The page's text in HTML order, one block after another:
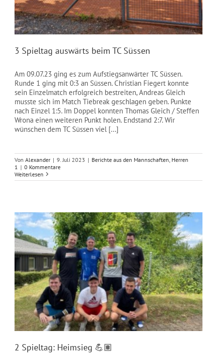
3 Spieltag auswärts beim TC Süssen
Am 09.07.23 ging es zum Aufstiegsanwärter TC Süssen.
Runde 1 ging mit 0:3 an Süssen. Christian Fiegert konnte
sein Einzelmatch erfolgreich bestreiten, Andreas Gleich
musste sich im Match Tiebreak geschlagen geben. Punkte
nach Einzel 1:5. Im Doppel konnten Thomas Gleich / Steffen
Wrona einen weiteren Punkt holen. Endstand 2:7. Wir
wünschen dem TC Süssen viel [...]
Von Alexander | 9. Juli 2023 | Berichte aus den Mannschaften Herren
1 | 0 Kommentare
Weiterlesen
2 Spieltag: Heimsieg 💪🏽